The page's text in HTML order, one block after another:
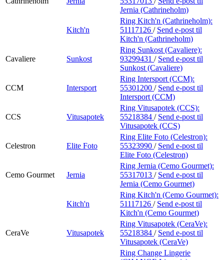
Jernia (Cathrineholm)
Kitch'n
Ring Kitch'n (Cathrineholm):
51117126 / Send e-post til
Kitch'n (Cathrineholm)
Cavaliere Sunkost
Ring Sunkost (Cavaliere):
93299431 / Send e-post til
Sunkost (Cavaliere)
CCM Intersport
Ring Intersport (CCM):
55301200 / Send e-post til
Intersport (CCM)
CCS Vitusapotek
Ring Vitusapotek (CCS):
55218384 / Send e-post til
Vitusapotek (CCS)
Celestron Elite Foto
Ring Elite Foto (Celestron):
55323990 / Send e-post til
Elite Foto (Celestron)
Cemo Gourmet Jernia
Ring Jernia (Cemo Gourmet):
55317013 / Send e-post til
Jernia (Cemo Gourmet)
Kitch'n
Ring Kitch'n (Cemo Gourmet):
51117126 / Send e-post til
Kitch'n (Cemo Gourmet)
CeraVe Vitusapotek
Ring Vitusapotek (CeraVe):
55218384 / Send e-post til
Vitusapotek (CeraVe)
Ring Change Lingerie